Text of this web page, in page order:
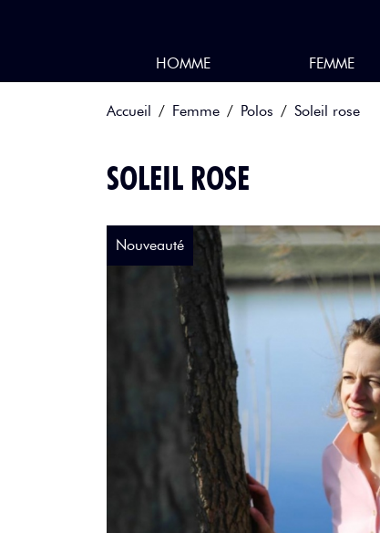
HOMME FEMME
Accueil Femme Polos Soleil rose
SOLEIL ROSE
Nouveauté